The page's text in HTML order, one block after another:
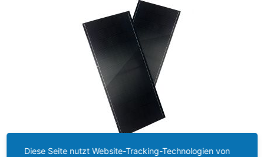
Diese Seite nutzt Website-Tracking-Technologien von